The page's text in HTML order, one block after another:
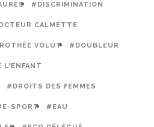
#DISCRIMINATION
CALMETTE
VOLUT #DOUBLEUR
L'ENFANT
#DROITS DES FEMMES
SPORT #EAU